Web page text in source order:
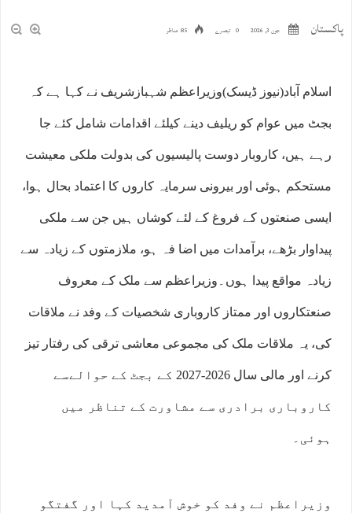
پاکستان جون 3, 2026 0 تبصرے 85 مناظر
اسلام آباد(نیوز ڈیسک)وزیراعظم شہبازشریف نے کہا ہے کہ
بجٹ میں عوام کو ریلیف دینے کیلئے اقدامات شامل کئے جا
رہے ہیں، کاروبار دوست پالیسیوں کی بدولت ملکی معیشت
مستحکم ہوئی اور بیرونی سرمایہ کاروں کا اعتماد بحال ہوا،
ایسی صنعتوں کے فروغ کے لئے کوشاں ہیں جن سے ملکی
پیداوار بڑھے، برآمدات میں اضا فہ ہو، ملازمتوں کے زیادہ سے
زیادہ مواقع پیدا ہوں۔وزیراعظم سے ملک کے معروف
صنعتکاروں اور ممتاز کاروباری شخصیات کے وفد نے ملاقات
کی، یہ ملاقات ملک کی مجموعی معاشی ترقی کی رفتار تیز
کرنے اور مالی سال 2026-2027 کے بجٹ کے حوالےسے
کاروباری برادری سے مشاورت کے تناظر میں
ہوئی۔
وزیراعظم نے وفد کو خوش آمدید کہا اور گفتگو